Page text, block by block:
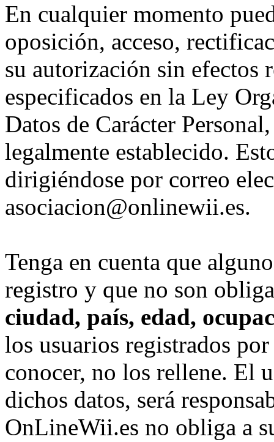
En cualquier momento
oposición, acceso,
su autorización sin efectos
especificados en la Ley
Datos de Carácter
legalmente establecido.
dirigiéndose por correo
asociacion@onlinewii.es.
Tenga en cuenta que
registro y que no son
ciudad, país, edad,
los usuarios registrados
conocer, no los rellene. El
dichos datos, será
OnLineWii.es no obliga a